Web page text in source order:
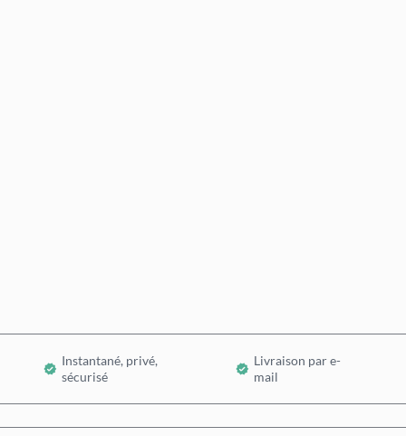
Instantané, privé,
sécurisé
Livraison par e-
mail